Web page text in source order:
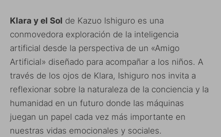
Klara y el Sol de Kazuo Ishiguro es una
conmovedora exploración de la inteligencia
artificial desde la perspectiva de un «Amigo
Artificial» diseñado para acompañar a los niños. A
través de los ojos de Klara, Ishiguro nos invita a
reflexionar sobre la naturaleza de la conciencia y la
humanidad en un futuro donde las máquinas
juegan un papel cada vez más importante en
nuestras vidas emocionales y sociales.